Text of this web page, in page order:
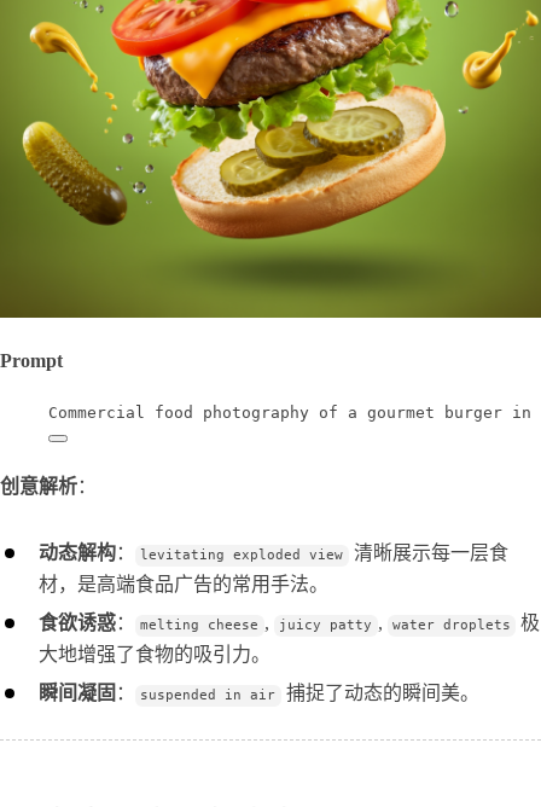
Prompt
Commercial food photography of a gourmet
创意解析：
动态解构： levitating exploded view
清晰展示每一层食
材，是高端食品广告的常用手法。
食欲诱惑： melting cheese , juicy patty , water droplets
极
大地增强了食物的吸引力。
瞬间凝固 ： suspended in air 捕捉了动态的瞬间美。